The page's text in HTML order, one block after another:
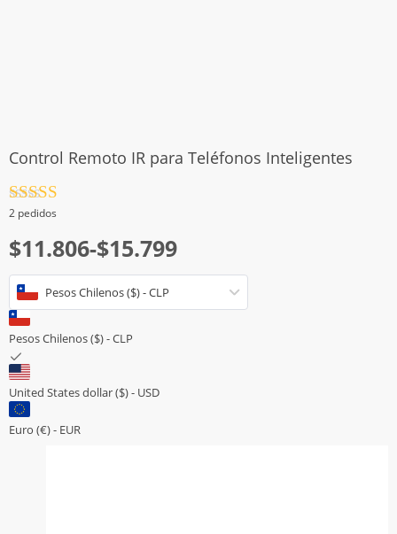
Control Remoto IR para Teléfonos Inteligentes
Valorado
con
5
2 pedidos
$11.806-$15.799
Rango
de
precios:
desde
$11.806
hasta
$15.799
Pesos Chilenos ($) - CLP
Pesos Chilenos ($) - CLP
United States dollar ($) - USD
Euro (€) - EUR